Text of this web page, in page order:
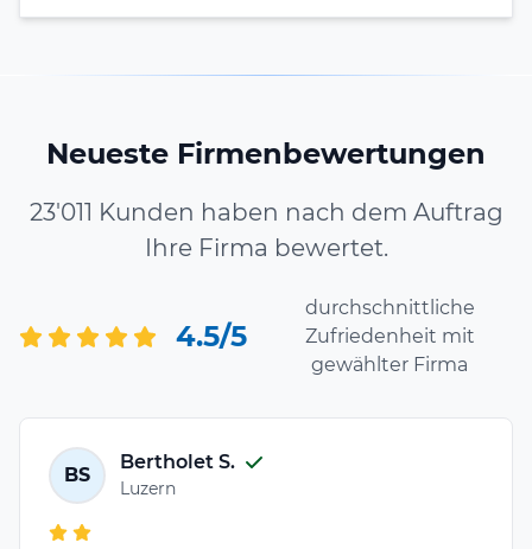
Neueste Firmenbewertungen
23'011 Kunden haben nach dem Auftrag
Ihre Firma bewertet.
4.5/5
durchschnittliche
Zufriedenheit mit
gewählter Firma
BS
Bertholet S.
Luzern